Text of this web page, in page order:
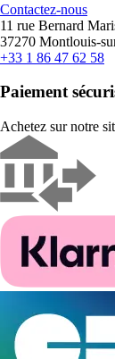
Contactez-nous
11 rue Bernard
37270 Montlouis-
+33 1 86 47 62 58
Paiement
Achetez sur notre